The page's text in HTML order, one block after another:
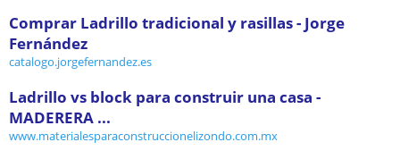
Comprar Ladrillo tradicional y rasillas - Jorge
Fernández
catalogo.jorgefernandez.es
Ladrillo vs block para construir una casa -
MADERERA ...
www.materialesparaconstruccionelizondo.com.mx